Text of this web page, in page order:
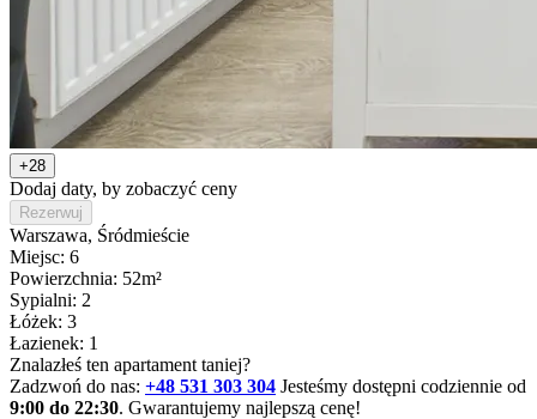
+28
Dodaj daty, by zobaczyć ceny
Rezerwuj
Warszawa, Śródmieście
Miejsc: 6
Powierzchnia: 52m²
Sypialni: 2
Łóżek: 3
Łazienek: 1
Znalazłeś ten apartament taniej?
Zadzwoń do nas: +48 531 303 304 Jesteśmy dostępni codziennie od
9:00 do 22:30. Gwarantujemy najlepszą cenę!